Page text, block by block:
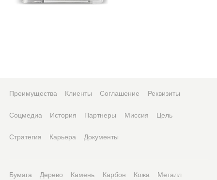
Преимущества Клиенты Соглашение Реквизиты
Соцмедиа История Партнеры Миссия Цель
Стратегия Карьера Документы
Бумага Дерево Камень Карбон Кожа
Металл